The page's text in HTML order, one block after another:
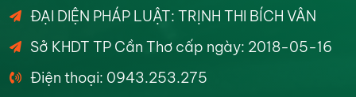
ĐẠI DIỆN PHÁP LUẬT: TRỊNH THI BÍCH VÂN
Sở KHDT TP Cần Thơ cấp ngày: 2018-05-16
Điện thoại: 0943.253.275